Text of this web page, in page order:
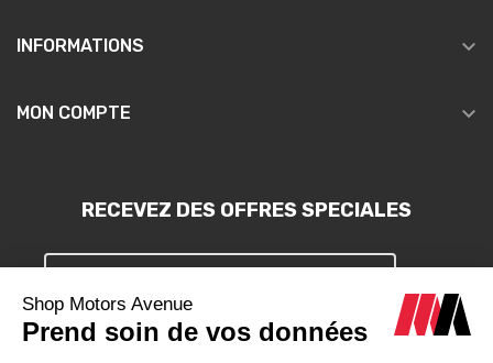
INFORMATIONS 
MON COMPTE 
RECEVEZ DES OFFRES SPECIALES